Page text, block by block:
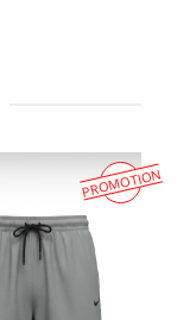
PROMOTION